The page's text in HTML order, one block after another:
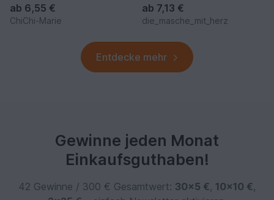
ab 6,55 €
ChiChi-Marie
ab 7,13 €
die_masche_mit_herz
Entdecke mehr
Gewinne jeden Monat
Einkaufsguthaben!
42 Gewinne / 300 € Gesamtwert: 30×5 €, 10×10 €,